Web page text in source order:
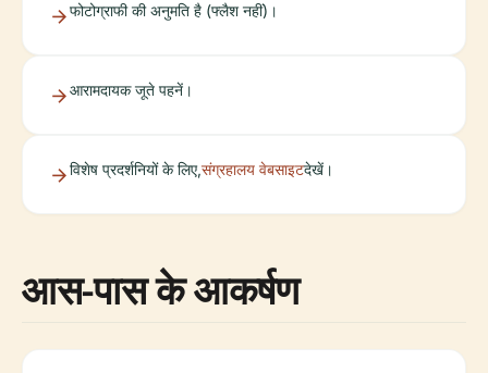
फोटोग्राफी की अनुमति है (फ्लैश नहीं)।
आरामदायक जूते पहनें।
विशेष प्रदर्शनियों के लिए,संग्रहालय वेबसाइटदेखें।
आस-पास के आकर्षण